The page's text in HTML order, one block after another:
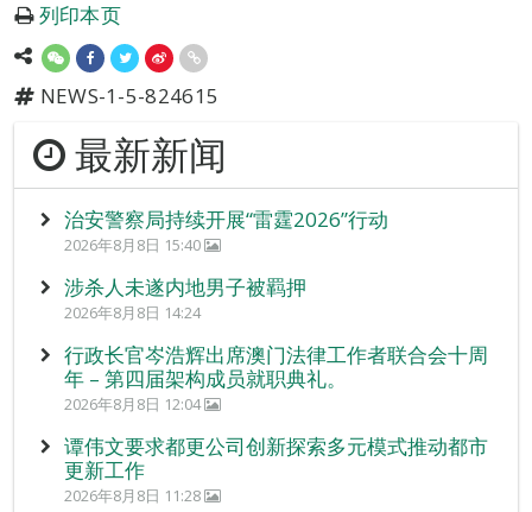
列印本页
NEWS-1-5-824615
最新新闻
治安警察局持续开展“雷霆2026”行动
2026年8月8日 15:40
涉杀人未遂内地男子被羁押
2026年8月8日 14:24
行政长官岑浩辉出席澳门法律工作者联合会十周
年 – 第四届架构成员就职典礼。
2026年8月8日 12:04
谭伟文要求都更公司创新探索多元模式推动都市
更新工作
2026年8月8日 11:28